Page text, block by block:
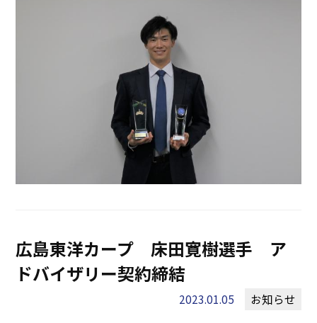
広島東洋カープ 床田寛樹選手 ア
ドバイザリー契約締結
2023.01.05 お知らせ